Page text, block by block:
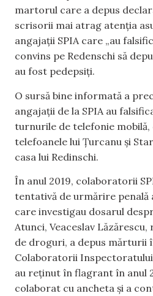
martorul care a depus
scrisorii mai atrag atenția
angajații SPIA care „au
convins pe Redenschi să
au fost pedepsiți.
O sursă bine informată a
angajații de la SPIA au
turnurile de telefonie
telefoanele lui Țurcanu și
casa lui Redinschi.
În anul 2019, colaboratorii
tentativă de urmărire penală
care investigau dosarul
Atunci, Veaceslav
de droguri, a depus mărturii
Colaboratorii
au reținut în flagrant în anul
colaborat cu ancheta și a